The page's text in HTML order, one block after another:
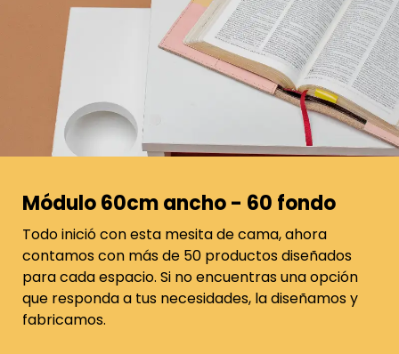
Módulo 60cm ancho - 60 fondo
Todo inició con esta mesita de cama, ahora
contamos con más de 50 productos diseñados
para cada espacio. Si no encuentras una opción
que responda a tus necesidades, la diseñamos y
fabricamos.